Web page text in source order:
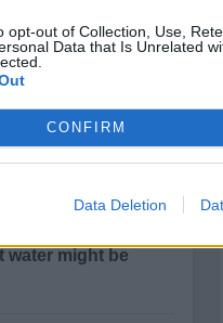
opt-out of Collection, Use,
Data that Is Unrelated
CONFIRM
Data Deletion